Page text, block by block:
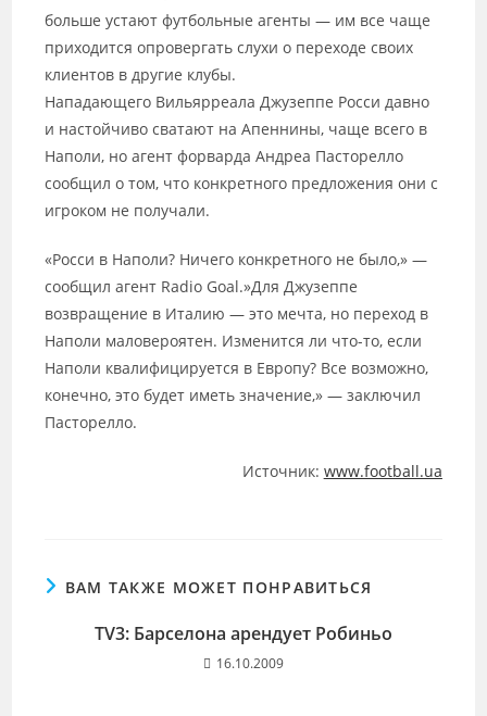
больше устают футбольные агенты — им все чаще
приходится опровергать слухи о переходе своих
клиентов в другие клубы.
Нападающего Вильярреала Джузеппе Росси давно
и настойчиво сватают на Апеннины, чаще всего в
Наполи, но агент форварда Андреа Пасторелло
сообщил о том, что конкретного предложения они с
игроком не получали.
«Росси в Наполи? Ничего конкретного не было,» —
сообщил агент Radio Goal.»Для Джузеппе
возвращение в Италию — это мечта, но переход в
Наполи маловероятен. Изменится ли что-то, если
Наполи квалифицируется в Европу? Все возможно,
конечно, это будет иметь значение,» — заключил
Пасторелло.
Источник: www.football.ua
ВАМ ТАКЖЕ МОЖЕТ ПОНРАВИТЬСЯ
TV3: Барселона арендует Робиньо
16.10.2009